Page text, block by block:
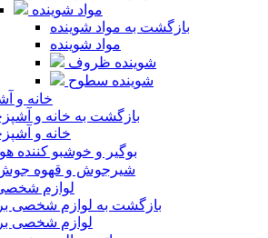
مواد شوینده
بازگشت به مواد شوینده
مواد شوینده
شوینده ظروف
شوینده سطوح
خانه و
بازگشت به خانه و
خانه و
بوگیر و خوشبو کننده هوا
شیرجوش و قهوه
لوازم
بازگشت به لوازم شخصی
لوازم شخصی